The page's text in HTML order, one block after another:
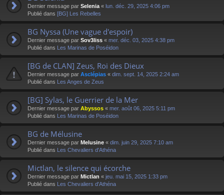
Dernier message par Selenia « lun. déc. 29, 2025 4:06 pm
Publié dans [BG] Les Rebelles
BG Nyssa (Une vague d'espoir)
Dernier message par Sov3liss « mer. déc. 03, 2025 4:38 pm
Publié dans Les Marinas de Poséidon
[BG de CLAN] Zeus, Roi des Dieux
Dernier message par Asclépias « dim. sept. 14, 2025 2:24 am
Publié dans Les Anges de Zeus
[BG] Sylas, le Guerrier de la Mer
Dernier message par Abyssos « mer. août 06, 2025 5:11 pm
Publié dans Les Marinas de Poséidon
BG de Mélusine
Dernier message par Melusine « dim. juin 29, 2025 7:10 am
Publié dans Les Chevaliers d'Athéna
Mictlan, le silence qui écorche
Dernier message par Mictlan « jeu. mai 15, 2025 1:33 pm
Publié dans Les Chevaliers d'Athéna